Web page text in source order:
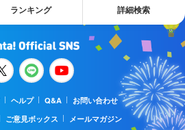
ランキング 詳細検索
ヘルプ Q&A
お問い合わせ
ご意見ボックス メールマガジン